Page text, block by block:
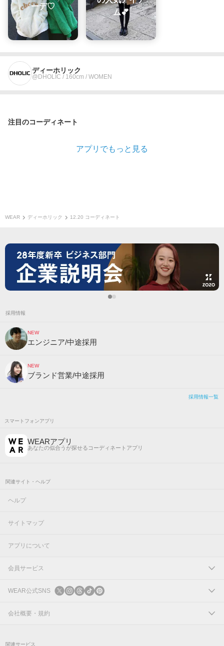
ーデ♡
ム💕
ディーホリック
@DHOLIC / 160cm / WOMEN
注目のコーディネート
アプリでもっと見る
WEAR ディーホリック 12.20 コーディネート
採用情報
NEW
エンジニア/中途採用
NEW
ブランド営業/中途採用
採用情報一覧
スマートフォンアプリ
WEARアプリ
あなたの似合うが探せるコーディネートアプリ
関連サイト・ヘルプ
ヘルプ
サイトマップ
アプリについて
会員サービス
ログイン
新規会員登録
WEAR公式SNS
X
会社概要・規約
関連サービス